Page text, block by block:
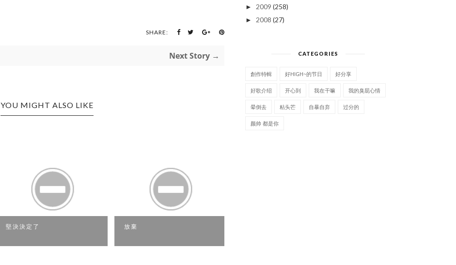
SHARE:
Next Story →
YOU MIGHT ALSO LIKE
堅決決定了 放棄
► 2009 (258)
► 2008 (27)
CATEGORIES
創作特輯 好HIGH~的节日 好分享
好歌介绍 开心到 我在干嘛 我的臭屁心情
晕倒去 粘头芒 自暴自弃 过分的
颜帅 都是你